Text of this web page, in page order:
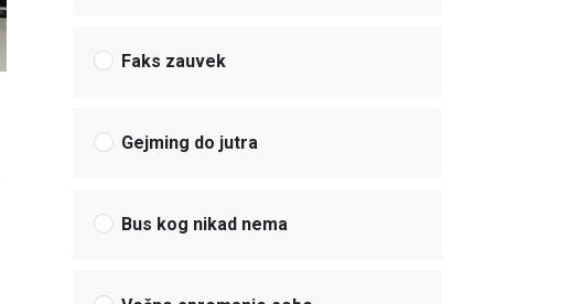
Faks zauvek
Gejming do jutra
Bus kog nikad nema